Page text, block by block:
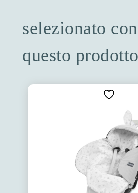
selezionato con
questo prodotto